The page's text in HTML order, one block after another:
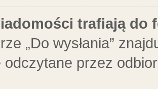
trafiają do
„Do wysłania”
odczytane przez